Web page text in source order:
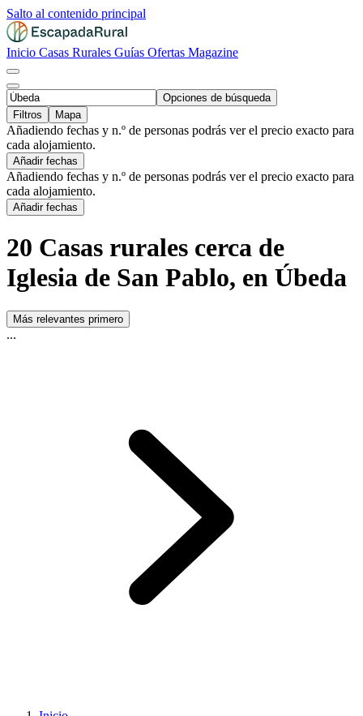
Salto al contenido principal
Inicio Casas Rurales Guías Ofertas Magazine
Opciones de búsqueda
Filtros
Mapa
Añadiendo fechas y n.º de personas podrás ver el precio exacto para
cada alojamiento.
Añadir fechas
Añadiendo fechas y n.º de personas podrás ver el precio exacto para
cada alojamiento.
Añadir fechas
20 Casas rurales cerca de
Iglesia de San Pablo, en Úbeda
Más relevantes primero
...